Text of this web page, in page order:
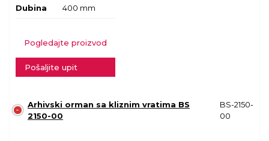
Dubina 400 mm
Pogledajte proizvod
Pošaljite upit
Arhivski orman sa kliznim vratima BS
2150-00
BS-2150-
00